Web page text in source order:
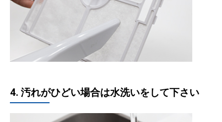
4. 汚れがひどい場合は水洗いをして下さい